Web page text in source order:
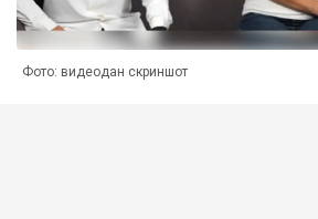
Фото: видеодан скриншот